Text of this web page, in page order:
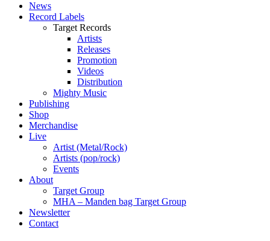
News
Record Labels
Target Records
Artists
Releases
Promotion
Videos
Distribution
Mighty Music
Publishing
Shop
Merchandise
Live
Artist (Metal/Rock)
Artists (pop/rock)
Events
About
Target Group
MHA – Manden bag Target Group
Newsletter
Contact